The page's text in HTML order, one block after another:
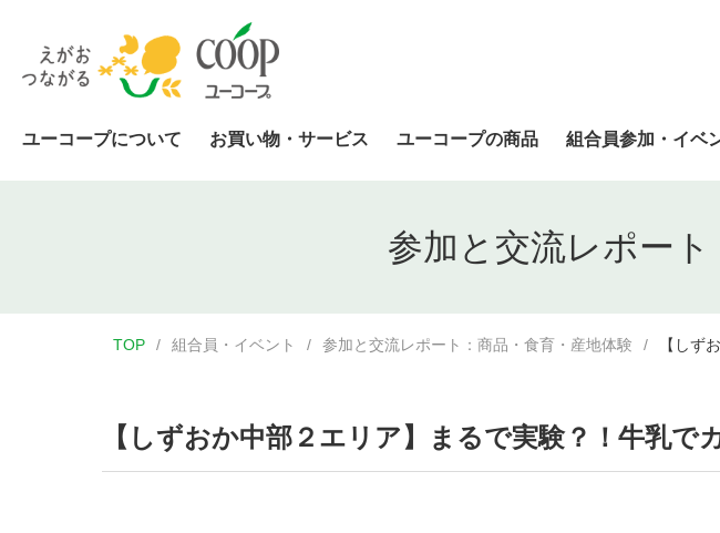
ユーコープについて お買い物・サービス ユーコープの商品 組合員参加・イベ
参加と交流レポー
TOP 組合員・イベント 参加と交流レポート：商品・食育・産地体験 【しず
【しずおか中部２エリア】まるで実験？！牛乳